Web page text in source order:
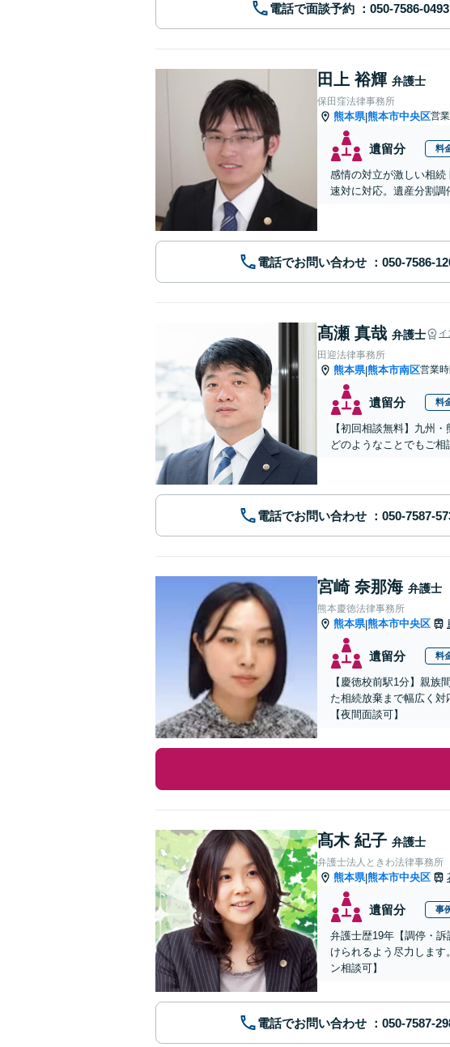
電話で面談予約
田上 裕輝 弁護士
保田窪法律事務所
熊本県|熊本市中央区営
遺留分 料
感情の対立が激しい相
速対に対応。遺産分割調
電話でお問い合わせ
髙瀬 真哉 弁護士 イ
田迎法律事務所
熊本県|熊本市南区営業
遺留分 料
【初回相談無料】九州
どのようなことでもご
電話でお問い合わせ
宮崎 奈那海 弁護士
熊本慶徳法律事務所
熊本県|熊本市中央区
遺留分 料
【慶徳校前駅1分】親
た相続放棄まで幅広く対
【夜間面談可】
髙木 紀子 弁護士
弁護士法人ときわ法律事務所
熊本県|熊本市中央区
遺留分 事
弁護士歴19年【調停・
けられるよう尽力しま
ン相談可】
電話でお問い合わせ